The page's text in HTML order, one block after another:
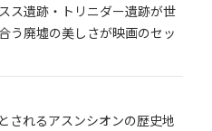
ス遺跡・トリニダー遺跡が世
う廃墟の美しさが映画のセッ
されるアスンシオンの歴史地